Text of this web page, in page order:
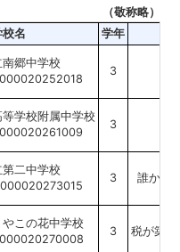
（敬称略）
校名 学年
郷中学校
3
学校附属中学校
3
二中学校
3 誰かの
この花中学校
3 税が築